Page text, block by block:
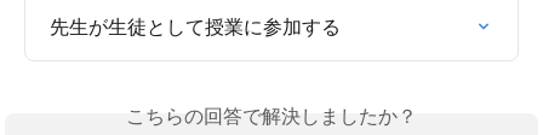
先生が生徒として授業に参加する
こちらの回答で解決しましたか？